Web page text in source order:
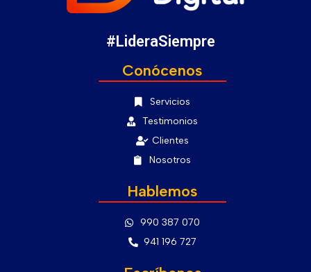
#LideraSiempre
Conócenos
Servicios
Testimonios
Clientes
Nosotros
Hablemos
990 387 070
941 196 727